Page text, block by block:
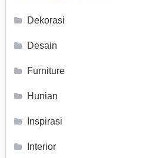
Dekorasi
Desain
Furniture
Hunian
Inspirasi
Interior